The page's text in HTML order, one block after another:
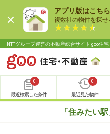
アプリ版はこちら
複数社の物件を探せ
NTTグループ運営の不動産総合サイト goo住
0
最近検索した条件
0
最近見た物件
「住みたい